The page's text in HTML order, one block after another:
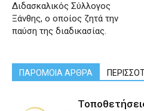
Διδασκαλικός Σύλλογος
Ξάνθης, ο οποίος ζητά την
παύση της διαδικασίας.
ΠΑΡΟΜΟΙΑ ΑΡΘΡΑ